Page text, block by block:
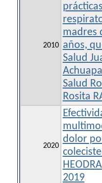
2010
madres
años,
Salud
Salud
Rosita
2020
dolor
2019